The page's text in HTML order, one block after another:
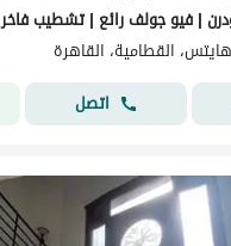
| فيو جولف رائع | تشطيب فاخر
القطامية، القاهرة
اتصل